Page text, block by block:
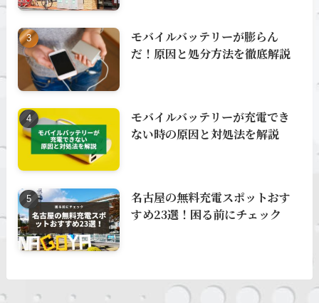
モバイルバッテリーが膨らん
だ！原因と処分方法を徹底解説
モバイルバッテリーが充電でき
ない時の原因と対処法を解説
名古屋の無料充電スポットおす
すめ23選！困る前にチェック